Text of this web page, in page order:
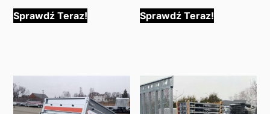
Sprawdź Teraz! Sprawdź Teraz!